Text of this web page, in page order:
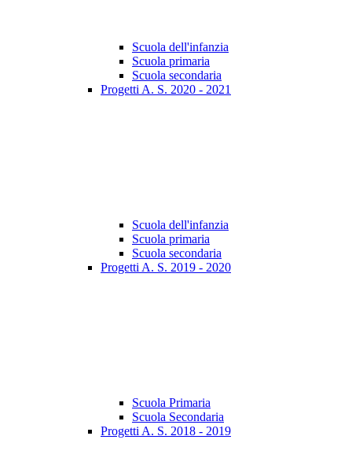
Scuola dell'infanzia
Scuola primaria
Scuola secondaria
Progetti A. S. 2020 - 2021
Scuola dell'infanzia
Scuola primaria
Scuola secondaria
Progetti A. S. 2019 - 2020
Scuola Primaria
Scuola Secondaria
Progetti A. S. 2018 - 2019